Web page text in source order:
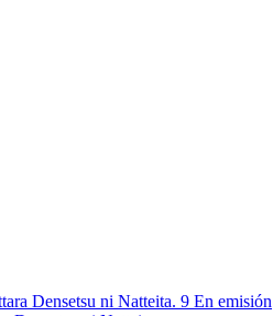
9 En emisión